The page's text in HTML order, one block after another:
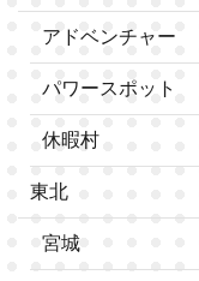
アドベンチャー
パワースポット
休暇村
東北
宮城